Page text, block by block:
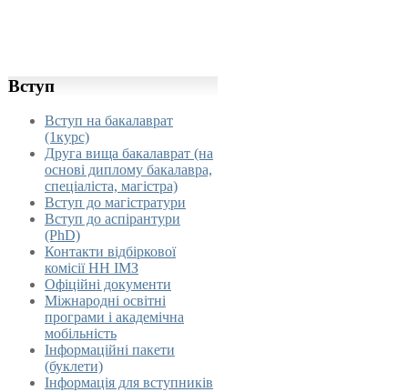
Вступ
Вступ на бакалаврат
(1курс)
Друга вища бакалаврат (на
основі диплому бакалавра,
спеціаліста, магістра)
Вступ до магістратури
Вступ до аспірантури
(PhD)
Контакти відбіркової
комісії НН ІМЗ
Офіційні документи
Міжнародні освітні
програми і академічна
мобільність
Інформаційні пакети
(буклети)
Інформація для вступників